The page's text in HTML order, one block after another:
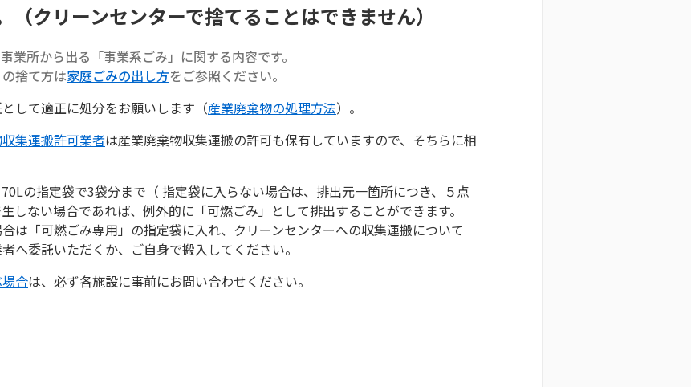
（クリーンセンターで捨てることはできません）
業所から出る「事業系ごみ」に関する内容です。
捨て方は家庭ごみの出し方をご参照ください。
して適正に処分をお願いします（産業廃棄物の処理方法）。
集運搬許可業者は産業廃棄物収集運搬の許可も保有していますので、そちらに相
の指定袋で3袋分まで（ 指定袋に入らない場合は、排出元一箇所につき、５点
しない場合であれば、例外的に「可燃ごみ」として排出することができます。
合は「可燃ごみ専用」の指定袋に入れ、クリーンセンターへの収集運搬について
へ委託いただくか、ご自身で搬入してください。
合は、必ず各施設に事前にお問い合わせください。